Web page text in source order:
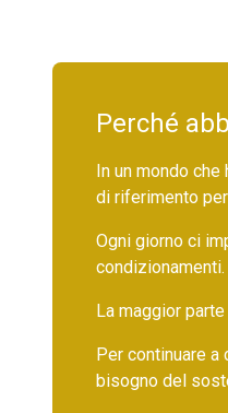
Perché
In un mondo
di riferimento
Ogni giorno ci
condizionamenti.
La maggior
Per continuare
bisogno del